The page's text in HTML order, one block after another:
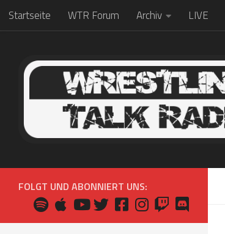
Zum Inhalt springen
Startseite WTR Forum Archiv LIVE
FOLGT UND ABONNIERT UNS: